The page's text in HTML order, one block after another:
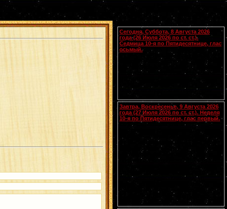
Сегодня, Суббота, 8 Августа 2026
года (26 Июля 2026 по ст. ст.).
Седмица 10-я по Пятидесятнице, глас
осьмый.
Сщмчч. Ермолая, Ермиппа и Ермократа,
иереев Никомидийских (ок. 305). Прп.
Моисея Угрина, Печерского, в Ближних
пещерах (ок. 1043). Прмц. Параскевы
Чтения на этот год не определены
Завтра, Воскресенье, 9 Августа 2026
года (27 Июля 2026 по ст. ст.). Неделя
10-я по Пятидесятнице, глас первый.
Собор Смоленских святых
[.:]
Пантелеимона
Германа Аляскинского (1837). Блж.
Николая Кочанова, Христа ради
юродивого, Новгородского (1392). Прп.
Равноапостольных: Климента, еп.
Горазда и Ангеляра, учеников свв.
Кирилла и Мефодия (Болг.
Христодула (1777) (
Греч.